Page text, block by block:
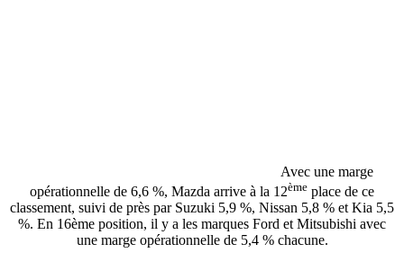
Avec une marge
opérationnelle de 6,6 %, Mazda arrive à la 12ème place de ce
classement, suivi de près par Suzuki 5,9 %, Nissan 5,8 % et Kia 5,5
%. En 16ème position, il y a les marques Ford et Mitsubishi avec
une marge opérationnelle de 5,4 % chacune.